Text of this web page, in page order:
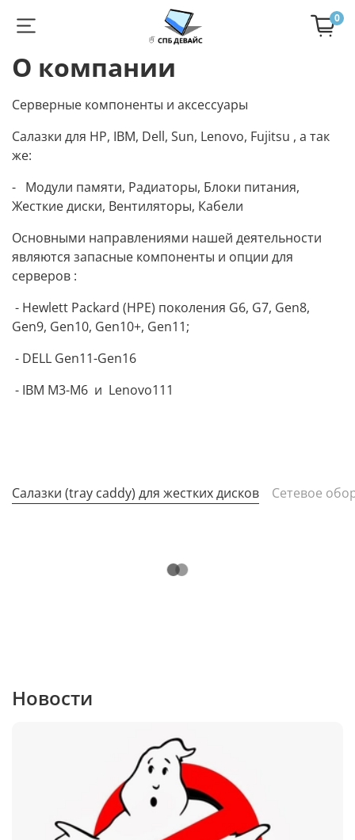
0
О компании
Cерверные компоненты и аксессуары
Салазки для HP, IBM, Dell, Sun, Lenovo, Fujitsu , а так
же:
- Модули памяти, Радиаторы, Блоки питания,
Жесткие диски, Вентиляторы, Кабели
Основными направлениями нашей деятельности
являются запасные компоненты и опции для
серверов :
- Hewlett Packard (HPE) поколения G6, G7, Gen8,
Gen9, Gen10, Gen10+, Gen11;
- DELL Gen11-Gen16
- IBM M3-M6 и Lenovo111
Салазки (tray caddy) для жестких дисков Cетевое
Новости